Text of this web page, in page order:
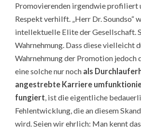
Promovierenden irgendwie profiliert
Respekt verhilft. „Herr Dr. Soundso“
intellektuelle Elite der Gesellschaft.
Wahrnehmung. Dass diese vielleicht
Wahrnehmung der Promotion jedoch
eine solche nur noch als
angestrebte Karriere
fungiert , ist die eigentliche
Fehlentwicklung, die an diesem
wird. Seien wir ehrlich: Man kennt